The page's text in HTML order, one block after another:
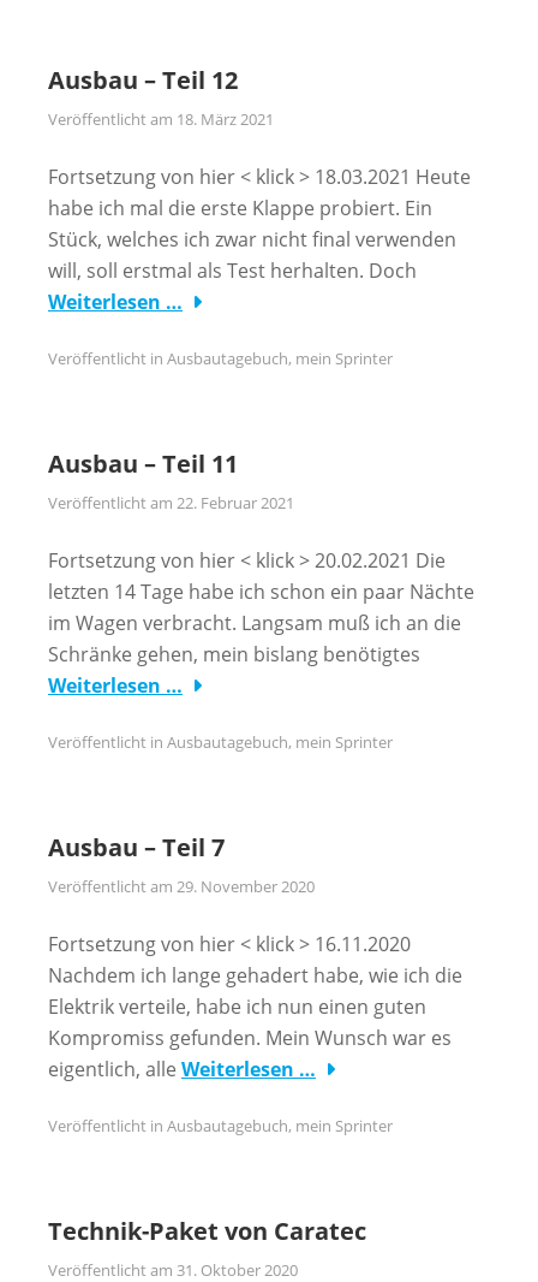
Ausbau – Teil 12
Veröffentlicht am 18. März 2021
Fortsetzung von hier < klick > 18.03.2021 Heute
habe ich mal die erste Klappe probiert. Ein
Stück, welches ich zwar nicht final verwenden
will, soll erstmal als Test herhalten. Doch
Weiterlesen …
Veröffentlicht in Ausbautagebuch, mein Sprinter
Ausbau – Teil 11
Veröffentlicht am 22. Februar 2021
Fortsetzung von hier < klick > 20.02.2021 Die
letzten 14 Tage habe ich schon ein paar Nächte
im Wagen verbracht. Langsam muß ich an die
Schränke gehen, mein bislang benötigtes
Weiterlesen …
Veröffentlicht in Ausbautagebuch, mein Sprinter
Ausbau – Teil 7
Veröffentlicht am 29. November 2020
Fortsetzung von hier < klick > 16.11.2020
Nachdem ich lange gehadert habe, wie ich die
Elektrik verteile, habe ich nun einen guten
Kompromiss gefunden. Mein Wunsch war es
eigentlich, alle Weiterlesen …
Veröffentlicht in Ausbautagebuch, mein Sprinter
Technik-Paket von Caratec
Veröffentlicht am 31. Oktober 2020